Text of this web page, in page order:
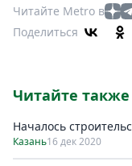
Читайте Metro в
Поделиться
Читайте также
Началось
Казань16 дек 2020